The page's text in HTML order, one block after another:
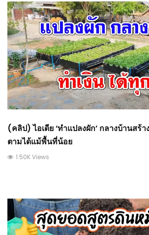
(คลิป) ไอเดีย ‘ทำแปลงผัก’ กลางบ้านสร้
ตามได้แม้พื้นที่น้อย
1.50K Views